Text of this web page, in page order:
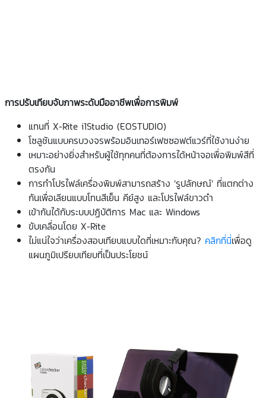
การปรับเทียบจับภาพระดับมืออาชีพเพื่อการพิมพ์
แทนที่ X-Rite i1Studio (EOSTUDIO)
โซลูชันแบบครบวงจรพร้อมอินเทอร์เฟซซอฟต์แวร์ที่ใช้งานง่าย
เหมาะอย่างยิ่งสำหรับผู้ใช้ทุกคนที่ต้องการได้หน้าจอเพื่อพิมพ์สีที่
ตรงกัน
การทำโปรไฟล์เครื่องพิมพ์สามารถสร้าง 'รูปลักษณ์' ที่แตกต่าง
กันเพื่อเลียนแบบโทนสีเย็น คีย์สูง และโปรไฟล์ขาวดำ
เข้ากันได้กับระบบปฏิบัติการ Mac และ Windows
ขับเคลื่อนโดย X-Rite
ไม่แน่ใจว่าเครื่องสอบเทียบแบบใดที่เหมาะกับคุณ? คลิกที่นี่เพื่อดู
แผนภูมิเปรียบเทียบที่เป็นประโยชน์